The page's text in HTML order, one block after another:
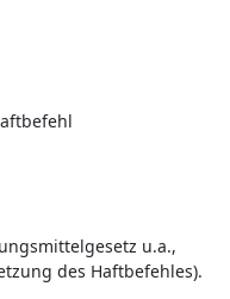
u.a.,
des Haftbefehles).